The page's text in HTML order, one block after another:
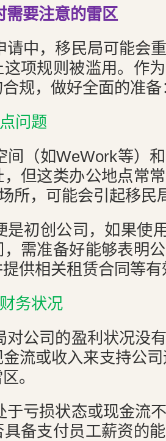
需要注意的雷区
请中，移民局可能会
项规则被滥用。作
规，做好全面的准备
问题
间（如WeWork等）
但这类办公地点常
所，可能会引起移民
是初创公司，如果使
需准备好能够表明
供相关租赁合同等
务状况
对公司的盈利状况没
流或收入来支持公
。
于亏损状态或现金流
备支付员工薪资的